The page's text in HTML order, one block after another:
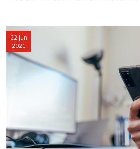
zakelijke gebruiker? Ontdek
22 jun
2021